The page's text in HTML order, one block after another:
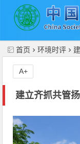
首页 环境时评
建立齐抓共管
A+